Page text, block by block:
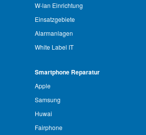
W-lan Einrichtung
Einsatzgebiete
Alarmanlagen
White Label IT
Smartphone Reparatur
Apple
Samsung
Huwai
Fairphone